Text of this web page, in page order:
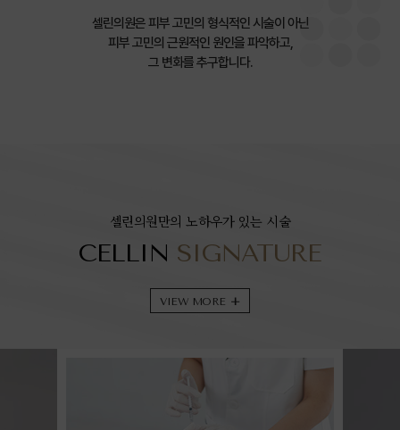
셀린의원은 피부 고민의 형식적인 시술이 아닌
피부 고민의 근원적인 원인을 파악하고,
그 변화를 추구합니다.
셀린의원만의 노하우가 있는 시술
CELLIN SIGNATURE
VIEW MORE +